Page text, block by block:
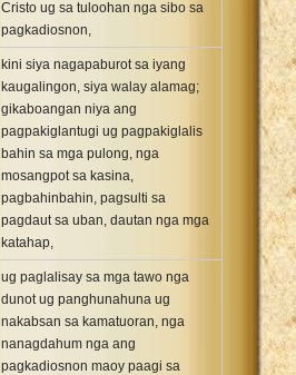
Cristo ug sa tuloohan nga sibo sa
pagkadiosnon,
kini siya nagapaburot sa iyang
kaugalingon, siya walay alamag;
gikaboangan niya ang
pagpakiglantugi ug pagpakiglalis
bahin sa mga pulong, nga
mosangpot sa kasina,
pagbahinbahin, pagsulti sa
pagdaut sa uban, dautan nga mga
katahap,
ug paglalisay sa mga tawo nga
dunot ug panghunahuna ug
nakabsan sa kamatuoran, nga
nanagdahum nga ang
pagkadiosnon maoy paagi sa